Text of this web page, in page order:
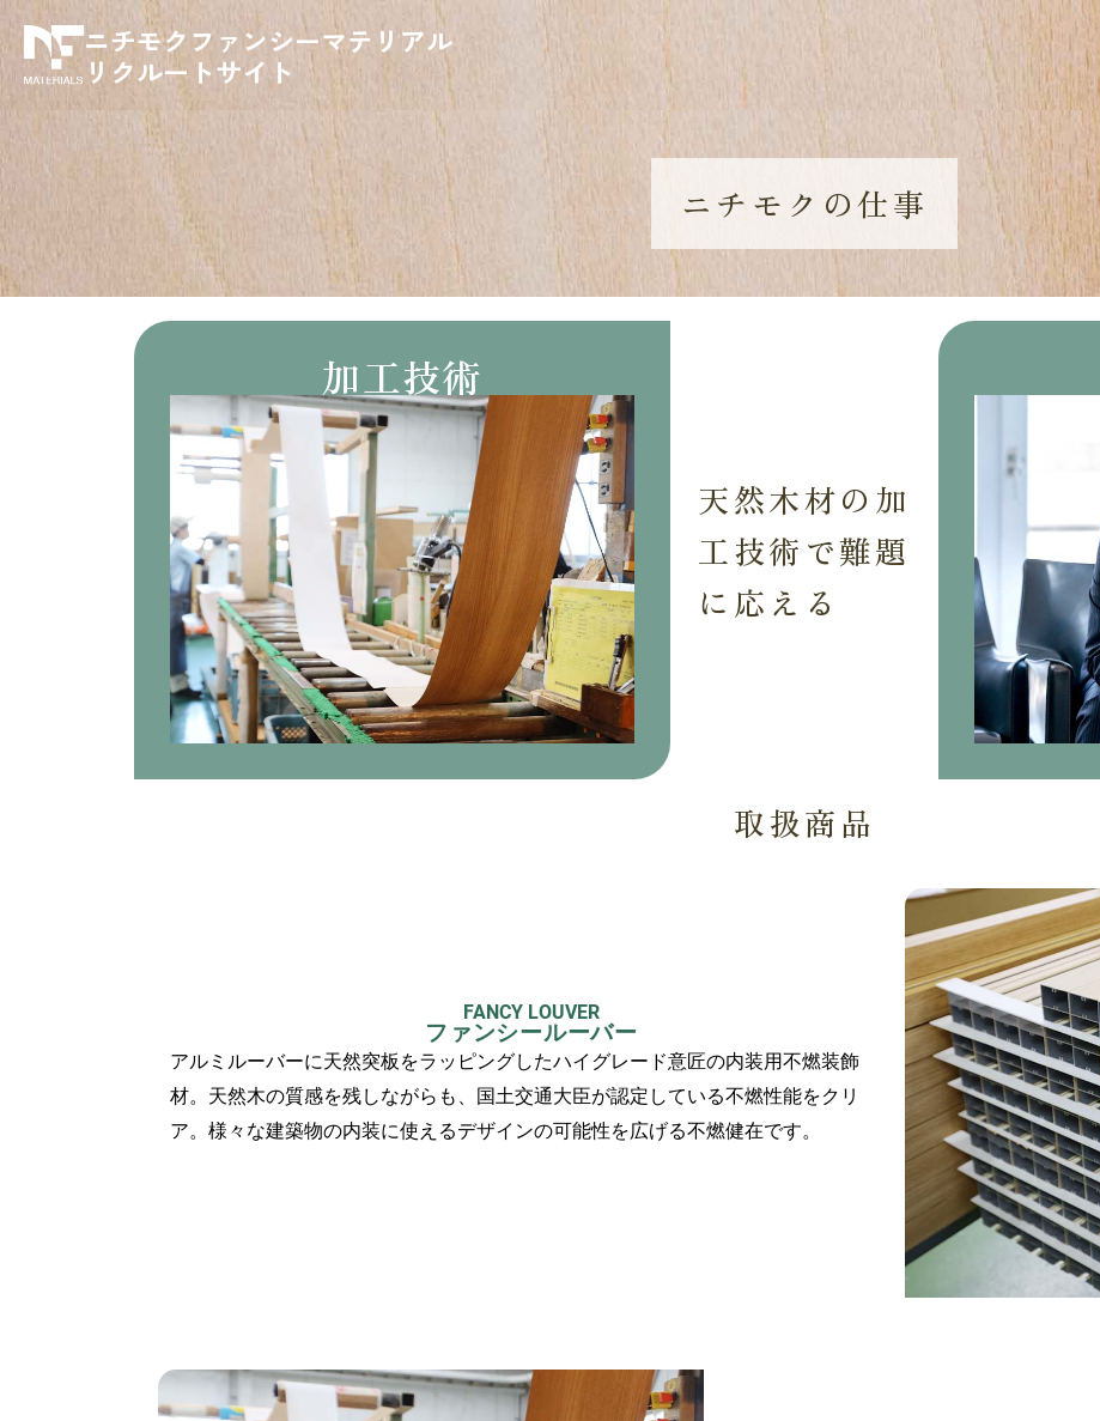
ニチモクファンシーマテリアル
リクルートサイト
ニチモクの仕事
加工技術
天然木材の加
工技術で難題
に応える
取扱商品
FANCY LOUVER
ファンシールーバー
アルミルーバーに天然突板をラッピングしたハイグレード意匠の内装用不燃装飾
材。天然木の質感を残しながらも、国土交通大臣が認定している不燃性能をクリ
ア。様々な建築物の内装に使えるデザインの可能性を広げる不燃健在です。